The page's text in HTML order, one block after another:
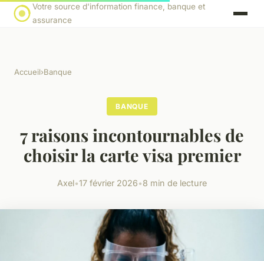
Votre source d'information finance, banque et
assurance
Accueil›Banque
BANQUE
7 raisons incontournables de
choisir la carte visa premier
Axel•17 février 2026•8 min de lecture